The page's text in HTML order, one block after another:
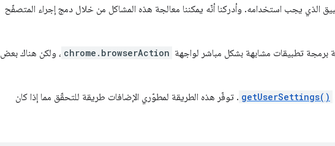
الذي يجب استخدامه. وأدركنا أنّه يمكننا معالجة هذه المشاكل من خلال دمج إجراء المتصفّح
برمجة تطبيقات مشابهة بشكل مباشر لواجهة chrome.browserAction ، ولكن هناك بعض
getUserSettings() . توفّر هذه الطريقة لمطوّري الإضافات طريقة للتحقّق مما إذا كان